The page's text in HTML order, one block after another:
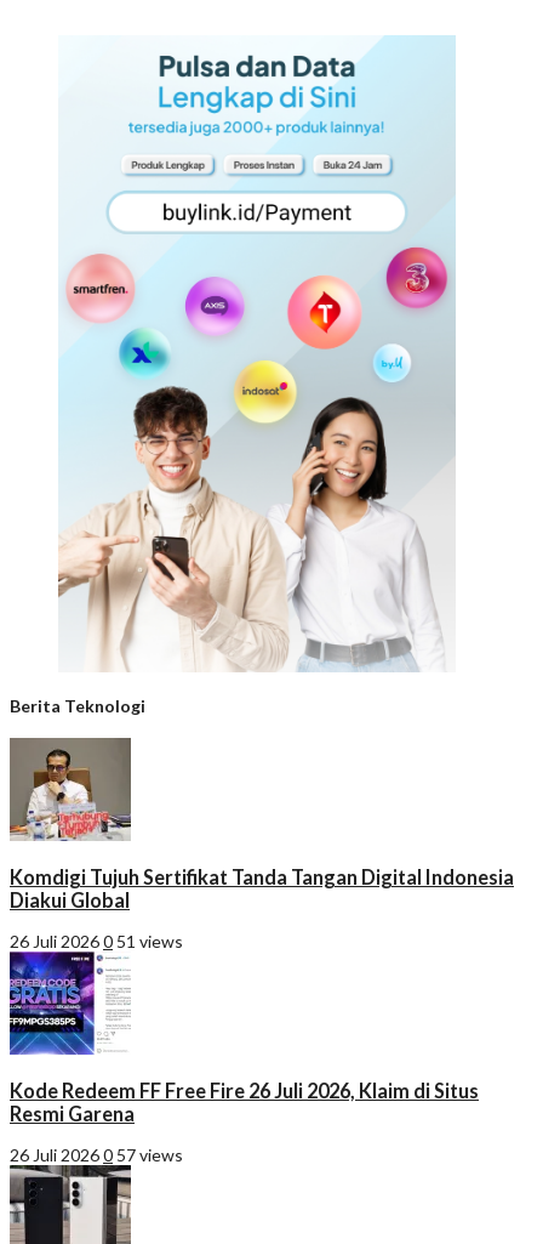
Berita Teknologi
Komdigi Tujuh Sertifikat Tanda Tangan Digital Indonesia
Diakui Global
26 Juli 20260 51 views
Kode Redeem FF Free Fire 26 Juli 2026, Klaim di Situs
Resmi Garena
26 Juli 20260 57 views